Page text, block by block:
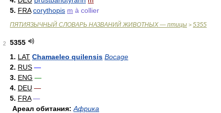
5. FRA corythopis m à collier
ПЯТИЯЗЫЧНЫЙ СЛОВАРЬ НАЗВАНИЙ ЖИВОТНЫХ — птицы > 5355
2
5355
1. LAT Chamaeleo quilensis Bocage
2. RUS —
3. ENG —
4. DEU —
5. FRA —
Ареал обитания: Африка